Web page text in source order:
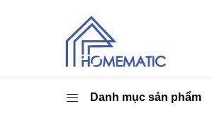
Danh mục sản phẩm